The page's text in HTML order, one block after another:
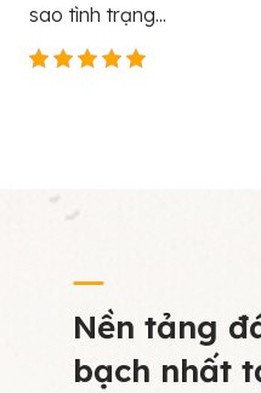
sao tình trạng...
Nền tảng
bạch nhất